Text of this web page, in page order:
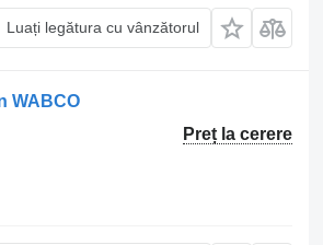
Luați legătura cu vânzătorul
WABCO
Preț la cerere